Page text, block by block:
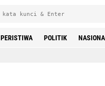
PERISTIWA POLITIK